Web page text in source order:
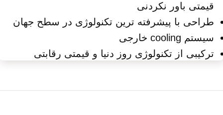
قیمتی باور نکردنی
طراحی با پیشرفته ترین تکنولوژی در سطح جهان
سیستم cooling خارجی
ترکیبی از تکنولوژی روز دنیا و قیمتی رقابتی